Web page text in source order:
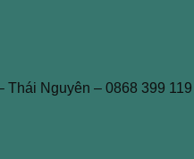
Nguyên – 0868 399 119